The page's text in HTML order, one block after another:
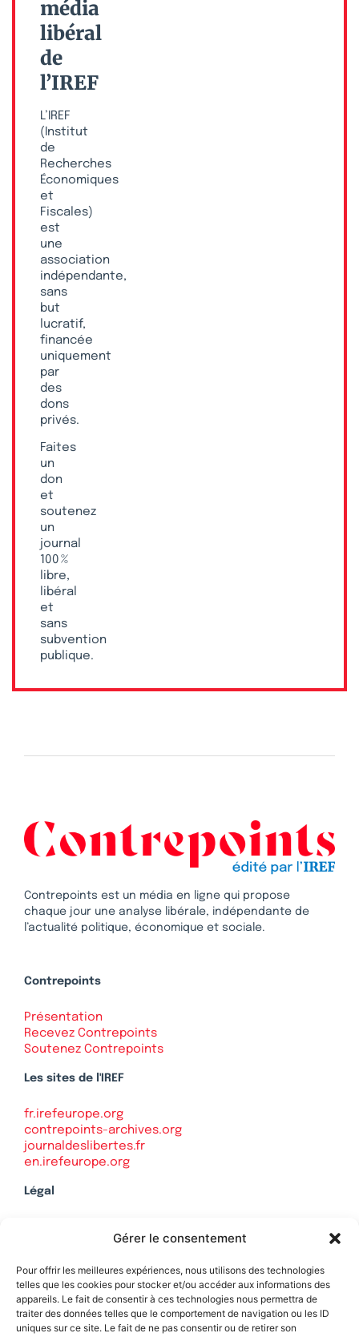
Gérer le consentement
Pour offrir les meilleures expériences, nous utilisons des technologies
telles que les cookies pour stocker et/ou accéder aux informations des
appareils. Le fait de consentir à ces technologies nous permettra de
traiter des données telles que le comportement de navigation ou les ID
uniques sur ce site. Le fait de ne pas consentir ou de retirer son
média
libéral
de
l’IREF
L’IREF
(Institut
de
Recherches
Économiques
et
Fiscales)
est
une
association
indépendante,
sans
but
lucratif,
financée
uniquement
par
des
dons
privés.
Faites
un
don
et
soutenez
un
journal
100 %
libre,
libéral
et
sans
subvention
publique.
Contrepoints est un média en ligne qui propose
chaque jour une analyse libérale, indépendante de
l’actualité politique, économique et sociale.
Contrepoints
Présentation
Recevez Contrepoints
Soutenez Contrepoints
Les sites de l'IREF
fr.irefeurope.org
contrepoints-archives.org
journaldeslibertes.fr
en.irefeurope.org
Légal
Politique de confidentialité